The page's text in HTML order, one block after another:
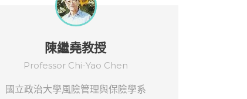
陳繼堯教授
Professor Chi-Yao Chen
國立政治大學風險管理與保險學系